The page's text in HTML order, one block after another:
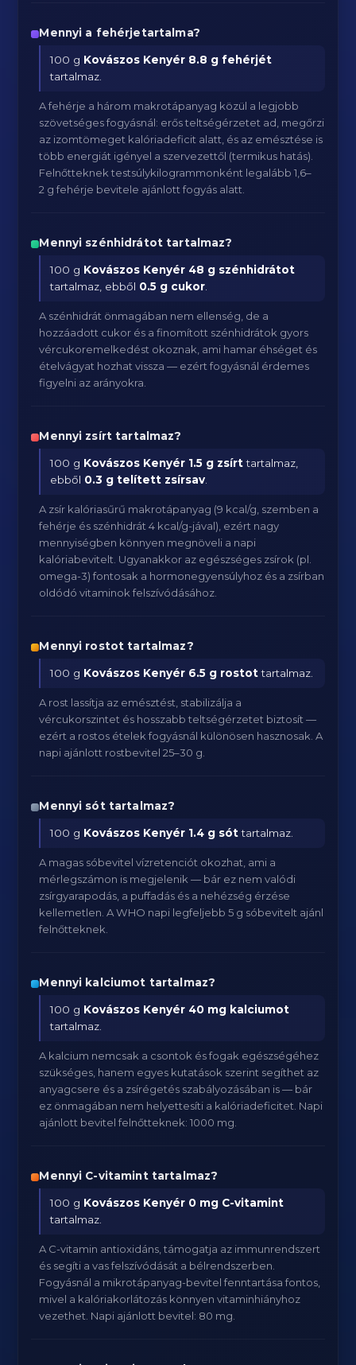
Mennyi a fehérjetartalma?
100 g Kovászos Kenyér 8.8 g fehérjét
tartalmaz.
A fehérje a három makrotápanyag közül a legjobb
szövetséges fogyásnál: erős teltségérzetet ad, megőrzi
az izomtömeget kalóriadeficit alatt, és az emésztése is
több energiát igényel a szervezettől (termikus hatás).
Felnőtteknek testsúlykilogrammonként legalább 1,6–
2 g fehérje bevitele ajánlott fogyás alatt.
Mennyi szénhidrátot tartalmaz?
100 g Kovászos Kenyér 48 g szénhidrátot
tartalmaz, ebből 0.5 g cukor
A szénhidrát önmagában nem ellenség, de a
hozzáadott cukor és a finomított szénhidrátok gyors
vércukoremelkedést okoznak, ami hamar éhséget és
ételvágyat hozhat vissza — ezért fogyásnál érdemes
figyelni az arányokra.
Mennyi zsírt tartalmaz?
100 g Kovászos Kenyér 1.5 g zsírttartalmaz,
ebből 0.3 g telített zsírsav
A zsír kalóriasűrű makrotápanyag (9 kcal/g, szemben a
fehérje és szénhidrát 4 kcal/g-jával), ezért nagy
mennyiségben könnyen megnöveli a napi
kalóriabevitelt. Ugyanakkor az egészséges zsírok (pl.
omega-3) fontosak a hormonegyensúlyhoz és a zsírban
oldódó vitaminok felszívódásához.
Mennyi rostot tartalmaz?
100 g Kovászos Kenyér 6.5 g rostottartalmaz.
A rost lassítja az emésztést, stabilizálja a
vércukorszintet és hosszabb teltségérzetet biztosít —
ezért a rostos ételek fogyásnál különösen hasznosak. A
napi ajánlott rostbevitel 25–30 g.
Mennyi sót tartalmaz?
100 g Kovászos Kenyér 1.4 g sóttartalmaz.
A magas sóbevitel vízretenciót okozhat, ami a
mérlegszámon is megjelenik — bár ez nem valódi
zsírgyarapodás, a puffadás és a nehézség érzése
kellemetlen. A WHO napi legfeljebb 5 g sóbevitelt ajánl
felnőtteknek.
Mennyi kalciumot tartalmaz?
100 g Kovászos Kenyér 40 mg kalciumot
tartalmaz.
A kalcium nemcsak a csontok és fogak egészségéhez
szükséges, hanem egyes kutatások szerint segíthet az
anyagcsere és a zsírégetés szabályozásában is — bár
ez önmagában nem helyettesíti a kalóriadeficitet. Napi
ajánlott bevitel felnőtteknek: 1000 mg.
Mennyi C-vitamint tartalmaz?
100 g Kovászos Kenyér 0 mg C-vitamint
tartalmaz.
A C-vitamin antioxidáns, támogatja az immunrendszert
és segíti a vas felszívódását a bélrendszerben.
Fogyásnál a mikrotápanyag-bevitel fenntartása fontos,
mivel a kalóriakorlátozás könnyen vitaminhiányhoz
vezethet. Napi ajánlott bevitel: 80 mg.